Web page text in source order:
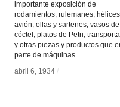
importante exposición de
rodamientos, rulemanes,
avión, ollas y sartenes, vasos de
cóctel, platos de Petri,
y otras piezas y productos que
parte de máquinas
abril 6, 1934 /
abril 6, 1934 /